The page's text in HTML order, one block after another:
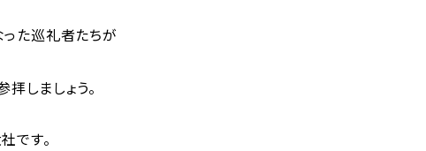
た巡礼者たちが
しましょう。
です。